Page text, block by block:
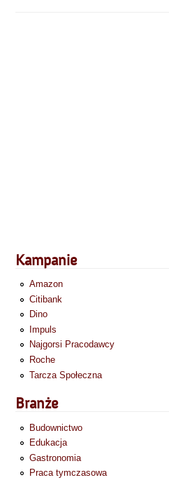
Kampanie
Amazon
Citibank
Dino
Impuls
Najgorsi Pracodawcy
Roche
Tarcza Społeczna
Branże
Budownictwo
Edukacja
Gastronomia
Praca tymczasowa